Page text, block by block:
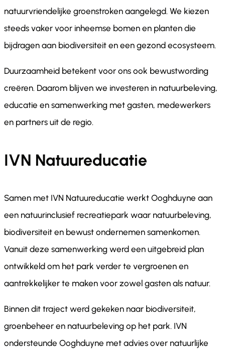
natuurvriendelijke groenstroken aangelegd. We kiezen
steeds vaker voor inheemse bomen en planten die
bijdragen aan biodiversiteit en een gezond ecosysteem.
Duurzaamheid betekent voor ons ook bewustwording
creëren. Daarom blijven we investeren in natuurbeleving,
educatie en samenwerking met gasten, medewerkers
en partners uit de regio.
IVN Natuureducatie
Samen met IVN Natuureducatie werkt Ooghduyne aan
een natuurinclusief recreatiepark waar natuurbeleving,
biodiversiteit en bewust ondernemen samenkomen.
Vanuit deze samenwerking werd een uitgebreid plan
ontwikkeld om het park verder te vergroenen en
aantrekkelijker te maken voor zowel gasten als natuur.
Binnen dit traject werd gekeken naar biodiversiteit,
groenbeheer en natuurbeleving op het park. IVN
ondersteunde Ooghduyne met advies over natuurlijke